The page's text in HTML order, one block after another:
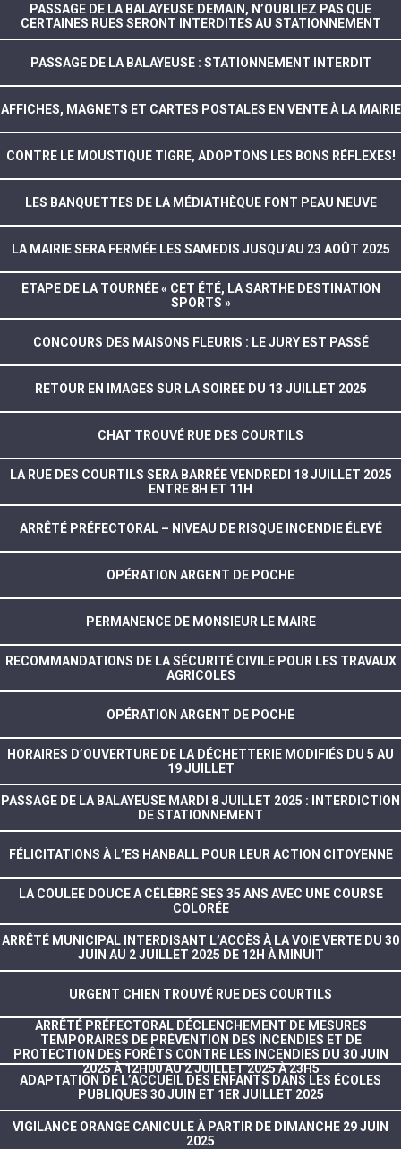
PASSAGE DE LA BALAYEUSE DEMAIN, N’OUBLIEZ PAS QUE
CERTAINES RUES SERONT INTERDITES AU STATIONNEMENT
PASSAGE DE LA BALAYEUSE : STATIONNEMENT INTERDIT
AFFICHES, MAGNETS ET CARTES POSTALES EN VENTE À LA MAIRIE
CONTRE LE MOUSTIQUE TIGRE, ADOPTONS LES BONS RÉFLEXES!
LES BANQUETTES DE LA MÉDIATHÈQUE FONT PEAU NEUVE
LA MAIRIE SERA FERMÉE LES SAMEDIS JUSQU’AU 23 AOÛT 2025
ETAPE DE LA TOURNÉE « CET ÉTÉ, LA SARTHE DESTINATION
SPORTS »
CONCOURS DES MAISONS FLEURIS : LE JURY EST PASSÉ
RETOUR EN IMAGES SUR LA SOIRÉE DU 13 JUILLET 2025
CHAT TROUVÉ RUE DES COURTILS
LA RUE DES COURTILS SERA BARRÉE VENDREDI 18 JUILLET 2025
ENTRE 8H ET 11H
ARRÊTÉ PRÉFECTORAL – NIVEAU DE RISQUE INCENDIE ÉLEVÉ
OPÉRATION ARGENT DE POCHE
PERMANENCE DE MONSIEUR LE MAIRE
RECOMMANDATIONS DE LA SÉCURITÉ CIVILE POUR LES TRAVAUX
AGRICOLES
OPÉRATION ARGENT DE POCHE
HORAIRES D’OUVERTURE DE LA DÉCHETTERIE MODIFIÉS DU 5 AU
19 JUILLET
PASSAGE DE LA BALAYEUSE MARDI 8 JUILLET 2025 : INTERDICTION
DE STATIONNEMENT
FÉLICITATIONS À L’ES HANBALL POUR LEUR ACTION CITOYENNE
LA COULEE DOUCE A CÉLÉBRÉ SES 35 ANS AVEC UNE COURSE
COLORÉE
ARRÊTÉ MUNICIPAL INTERDISANT L’ACCÈS À LA VOIE VERTE DU 30
JUIN AU 2 JUILLET 2025 DE 12H À MINUIT
URGENT CHIEN TROUVÉ RUE DES COURTILS
ARRÊTÉ PRÉFECTORAL DÉCLENCHEMENT DE MESURES
TEMPORAIRES DE PRÉVENTION DES INCENDIES ET DE
PROTECTION DES FORÊTS CONTRE LES INCENDIES DU 30 JUIN
2025 À 12H00 AU 2 JUILLET 2025 À 23H5
ADAPTATION DE L’ACCUEIL DES ENFANTS DANS LES ÉCOLES
PUBLIQUES 30 JUIN ET 1ER JUILLET 2025
VIGILANCE ORANGE CANICULE À PARTIR DE DIMANCHE 29 JUIN
2025